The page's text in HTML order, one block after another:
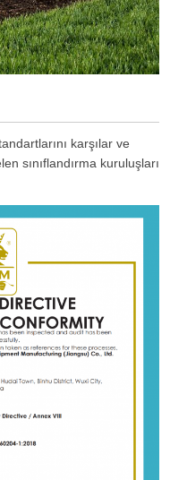
karşılar ve
sınıflandırma kuruluşları